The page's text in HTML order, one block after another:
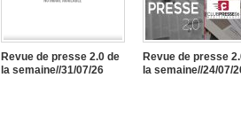
Revue de presse 2.0 de
la semaine//31/07/26
Revue de presse
la semaine//24/07/